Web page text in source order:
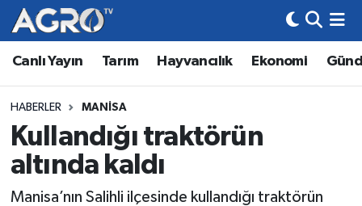
Canlı Yayın Tarım Hayvancılık Ekonomi
HABERLER MANISA
Kullandığı traktörün
altında kaldı
Manisa’nın Salihli ilçesinde kullandığı traktörün
Hava Durumu
Trafik Durumu
Süper Lig Puan Durumu ve Fikstür